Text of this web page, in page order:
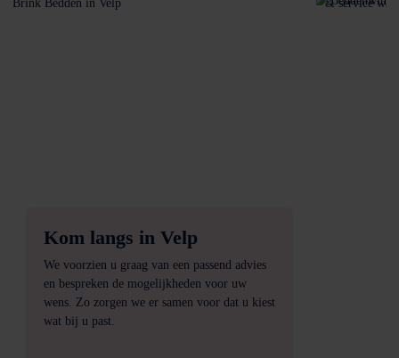
Kom langs in Velp
We voorzien u graag van een passend advies
en bespreken de mogelijkheden voor uw
wens. Zo zorgen we er samen voor dat u kiest
wat bij u past.